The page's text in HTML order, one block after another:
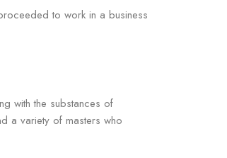
to work in a business
with the substances of
a variety of masters who